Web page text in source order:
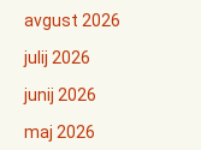
avgust 2026
julij 2026
junij 2026
maj 2026